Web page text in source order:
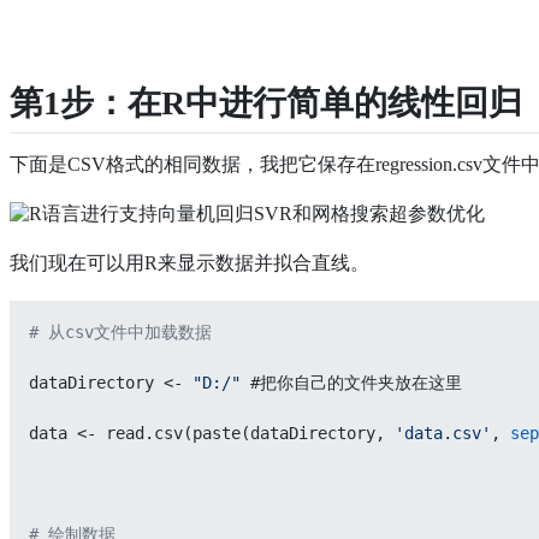
第1步：在R中进行简单的线性回归
下面是CSV格式的相同数据，我把它保存在regression.csv文件中
我们现在可以用R来显示数据并拟合直线。
# 从csv文件中加载数据
dataDirectory <- "D:/" #把你自己的文件夹放在这里
data <- read.csv(paste(dataDirectory, 'data.csv' , sep
# 绘制数据